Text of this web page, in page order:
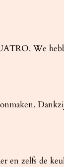
We
en zelfs de